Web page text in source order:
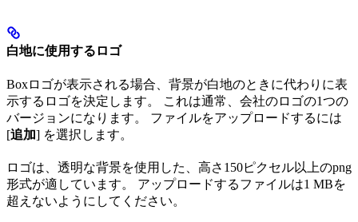
白地に使用するロゴ
Boxロゴが表示される場合、背景が白地のときに代わりに表
示するロゴを決定します。 これは通常、会社のロゴの1つの
バージョンになります。 ファイルをアップロードするには
[追加] を選択します。
ロゴは、透明な背景を使用した、高さ150ピクセル以上のpng
形式が適しています。 アップロードするファイルは1 MBを
超えないようにしてください。